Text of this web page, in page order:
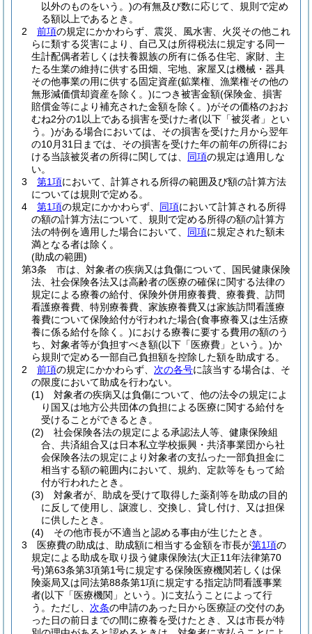
以外のものをいう。)の有無及び数に応じて、規則で定め
る額以上であるとき。
2
前項の規定にかかわらず、震災、風水害、火災その他これ
らに類する災害により、自己又は所得税法に規定する同一
生計配偶者若しくは扶養親族の所有に係る住宅、家財、主
たる生業の維持に供する田畑、宅地、家屋又は機械・器具
その他事業の用に供する固定資産(鉱業権、漁業権その他の
無形減価償却資産を除く。)につき被害金額(保険金、損害
賠償金等により補充された金額を除く。)がその価格のおお
むね2分の1以上である損害を受けた者(以下「被災者」とい
う。)がある場合においては、その損害を受けた月から翌年
の10月31日までは、その損害を受けた年の前年の所得にお
ける当該被災者の所得に関しては、 同項の規定は適用しな
い。
3
第1項において、計算される所得の範囲及び額の計算方法
については規則で定める。
4
第1項の規定にかかわらず、 同項において計算される所得
の額の計算方法について、規則で定める所得の額の計算方
法の特例を適用した場合において、 同項に規定された額未
満となる者は除く。
(助成の範囲)
第3条
市は、対象者の疾病又は負傷について、国民健康保険
法、社会保険各法又は高齢者の医療の確保に関する法律の
規定による療養の給付、保険外併用療養費、療養費、訪問
看護療養費、特別療養費、家族療養費又は家族訪問看護療
養費について保険給付が行われた場合(食事療養又は生活療
養に係る給付を除く。)における療養に要する費用の額のう
ち、対象者等が負担すべき額(以下「医療費」という。)か
ら規則で定める一部自己負担額を控除した額を助成する。
2
前項の規定にかかわらず、 次の各号に該当する場合は、そ
の限度において助成を行わない。
(1)
対象者の疾病又は負傷について、他の法令の規定によ
り国又は地方公共団体の負担による医療に関する給付を
受けることができるとき。
(2)
社会保険各法の規定による承認法人等、健康保険組
合、共済組合又は日本私立学校振興・共済事業団から社
会保険各法の規定により対象者の支払った一部負担金に
相当する額の範囲内において、規約、定款等をもって給
付が行われたとき。
(3)
対象者が、助成を受けて取得した薬剤等を助成の目的
に反して使用し、譲渡し、交換し、貸し付け、又は担保
に供したとき。
(4)
その他市長が不適当と認める事由が生じたとき。
3
医療費の助成は、助成額に相当する金額を市長が第1項の
規定による助成を取り扱う健康保険法(大正11年法律第70
号)第63条第3項第1号に規定する保険医療機関若しくは保
険薬局又は同法第88条第1項に規定する指定訪問看護事業
者(以下「医療機関」という。)に支払うことによって行
う。 ただし、 次条の申請のあった日から医療証の交付のあ
った日の前日までの間に療養を受けたとき、又は市長が特